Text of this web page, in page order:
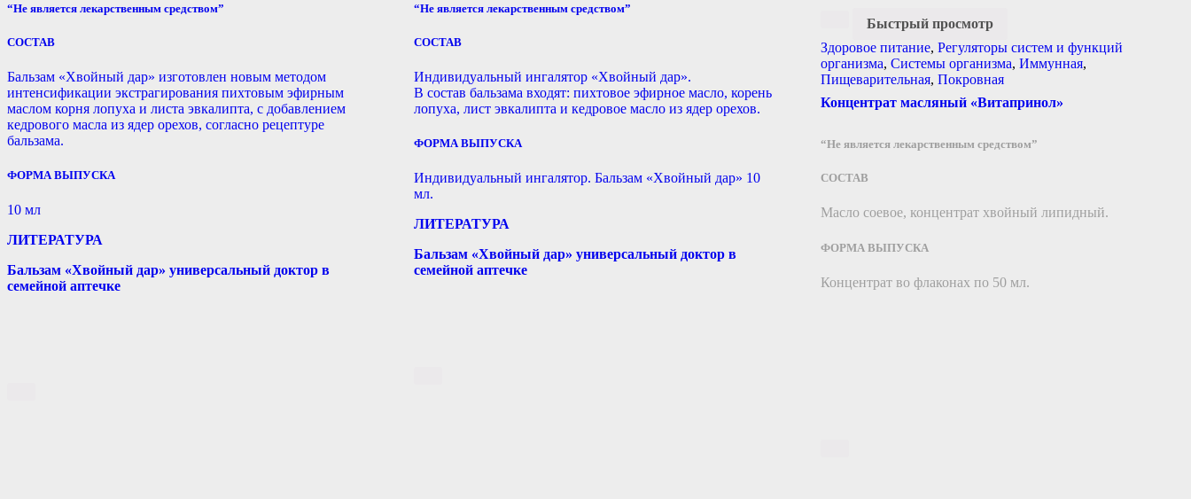
“Не является лекарственным средством”
СОСТАВ
Бальзам «Хвойный дар» изготовлен новым методом
интенсификации экстрагирования пихтовым эфирным
маслом корня лопуха и листа эвкалипта, с добавлением
кедрового масла из ядер орехов, согласно рецептуре
бальзама.
ФОРМА ВЫПУСКА
10 мл
ЛИТЕРАТУРА
Бальзам «Хвойный дар» универсальный доктор в
семейной аптечке
“Не является лекарственным средством”
СОСТАВ
Индивидуальный ингалятор «Хвойный дар».
В состав бальзама входят: пихтовое эфирное масло, корень
лопуха, лист эвкалипта и кедровое масло из ядер орехов.
ФОРМА ВЫПУСКА
Индивидуальный ингалятор. Бальзам «Хвойный дар» 10
мл.
ЛИТЕРАТУРА
Бальзам «Хвойный дар» универсальный доктор в
семейной аптечке
Быстрый просмотр
Здоровое питание, Регуляторы систем и функций
организма, Системы организма, Иммунная,
Пищеварительная, Покровная
Концентрат масляный «Витапринол»
“Не является лекарственным средством”
СОСТАВ
Масло соевое, концентрат хвойный липидный.
ФОРМА ВЫПУСКА
Концентрат во флаконах по 50 мл.